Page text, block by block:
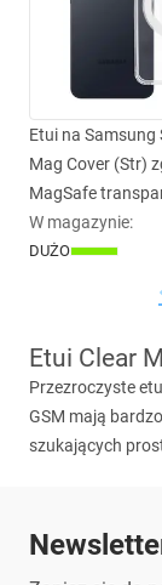
Etui na Samsung
Mag Cover (Str)
MagSafe
W magazynie:
DUŻO
Etui Clear
Przezroczyste
GSM mają
szukających
asortymencie